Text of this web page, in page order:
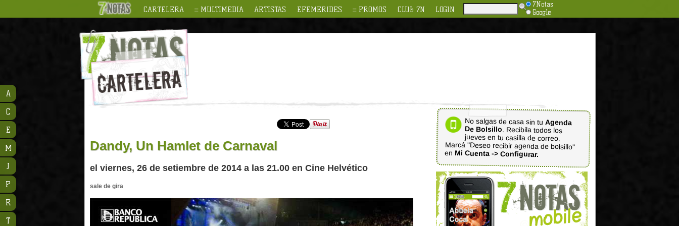
CARTELERA MULTIMEDIA ARTISTAS EFEMERIDES PROMOS CLUB 7N LOGIN
7Notas
Google
Dandy, Un Hamlet de Carnaval
el viernes, 26 de setiembre de 2014 a las 21.00 en Cine Helvético
sale de gira
No salgas de casa sin tu Agenda
De Bolsillo. Recibila todos los
jueves en tu casilla de correo.
Marcá "Deseo recibir agenda de bolsillo"
en Mi Cuenta -> Configurar.
A
C
E
M
J
P
R
T